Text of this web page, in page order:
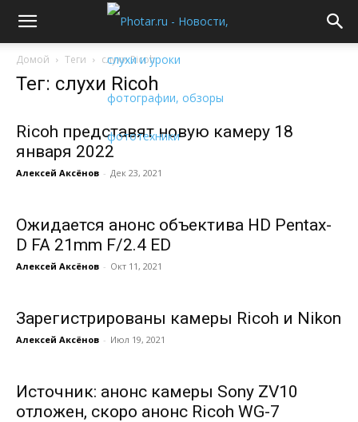
Домой Теги слухи Ricoh
Тег: слухи Ricoh
Ricoh представят новую камеру 18
января 2022
Алексей Аксёнов - Дек 23, 2021
Ожидается анонс объектива HD Pentax-
D FA 21mm F/2.4 ED
Алексей Аксёнов - Окт 11, 2021
Зарегистрированы камеры Ricoh и Nikon
Алексей Аксёнов - Июл 19, 2021
Источник: анонс камеры Sony ZV10
отложен, скоро анонс Ricoh WG-7